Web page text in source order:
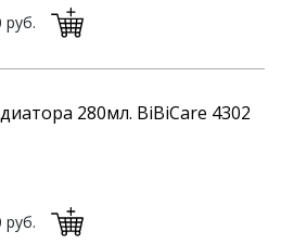
руб.
280мл. BiBiCare 4302
руб.